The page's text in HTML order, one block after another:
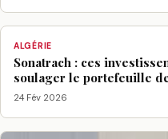
ALGÉRIE
Sonatrach : ces
soulager le portefeuille
24 Fév 2026